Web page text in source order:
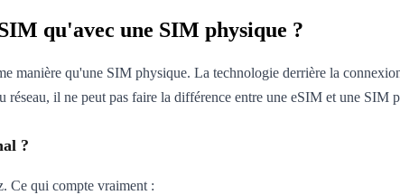
qu'avec une SIM physique ?
manière qu'une SIM physique. La technologie derrière la
il ne peut pas faire la différence entre une eSIM et une SIM
?
Ce qui compte vraiment :